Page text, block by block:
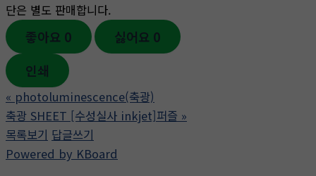
단은 별도 판매합니다.
좋아요 0 싫어요 0
인쇄
« photoluminescence(축광)
축광 SHEET [수성실사 inkjet]퍼즐 »
목록보기 답글쓰기
Powered by KBoard